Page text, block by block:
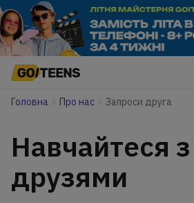
Головна Про нас Запроси друга
Навчайтеся з
друзями